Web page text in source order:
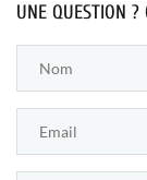
UNE QUESTION ?